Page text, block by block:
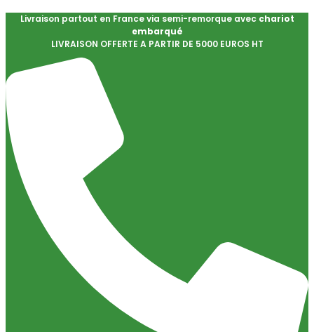
Livraison partout en France via semi-remorque avec chariot
embarqué
LIVRAISON OFFERTE A PARTIR DE 5000 EUROS HT